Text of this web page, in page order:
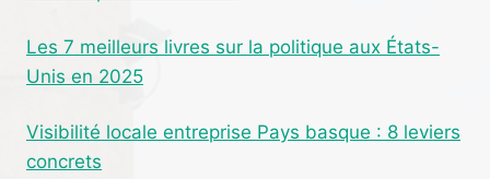
Les 7 meilleurs livres sur la politique aux États-
Unis en 2025
Visibilité locale entreprise Pays basque : 8 leviers
concrets